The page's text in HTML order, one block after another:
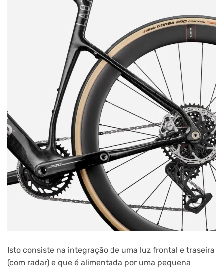
Isto consiste na integração de uma luz frontal e traseira
(com radar) e que é alimentada por uma pequena